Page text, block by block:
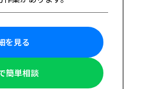
を見る
簡単相談